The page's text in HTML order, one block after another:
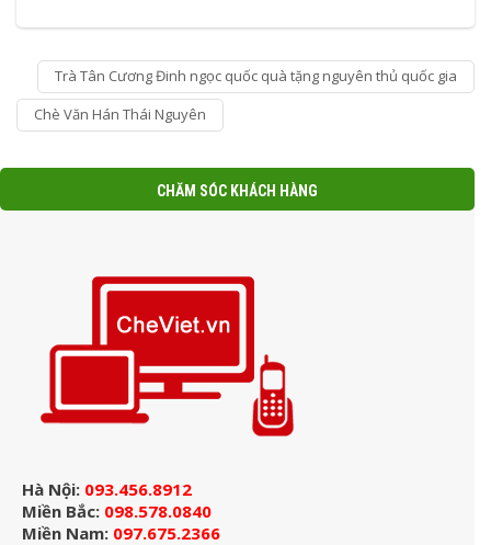
Trà Tân Cương Đinh ngọc quốc quà tặng nguyên thủ quốc gia
Chè Văn Hán Thái Nguyên
CHĂM SÓC KHÁCH HÀNG
Hà Nội: 093.456.8912
Miền Bắc: 098.578.0840
Miền Nam: 097.675.2366